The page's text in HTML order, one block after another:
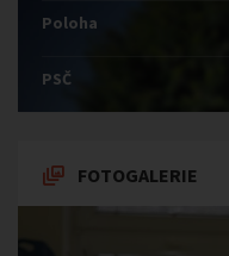
Poloha
PSČ
FOTOGALERIE